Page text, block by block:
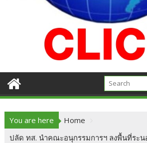
You are here
Home
ปลัด ทส. นำคณะอนุกรรมการฯ ลงพื้นที่ระน